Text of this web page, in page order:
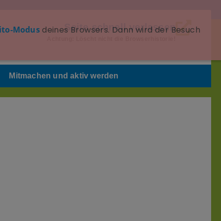
Seite schnell verlassen
Mitmachen und aktiv werden
Modusdeines Browsers. Dann wird der Besuch